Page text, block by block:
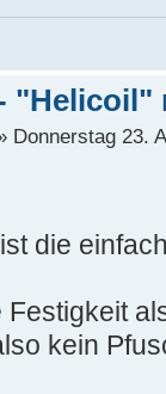
"Helicoil"
Donnerstag 23.
die
kein